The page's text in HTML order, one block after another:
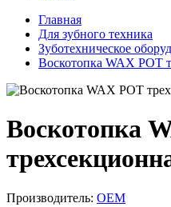
Главная
Для зубного техника
Зуботехническое
Воскотопка WAX POT
Воскотопка
Производитель: ОЕМ